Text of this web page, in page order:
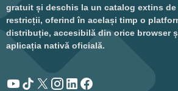
gratuit și deschis la un catalog extins
restricții, oferind în același timp o
distribuție, accesibilă din orice browser
aplicația nativă oficială.